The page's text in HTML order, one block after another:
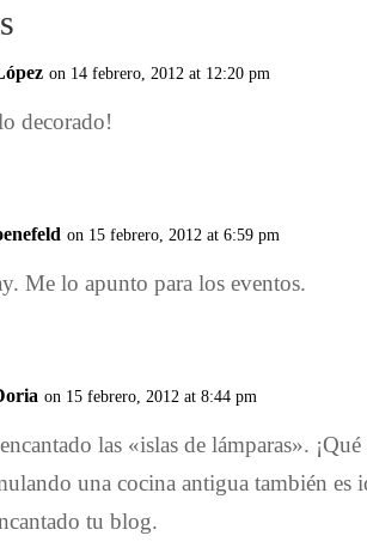
on 14 febrero, 2012 at 12:20 pm
decorado!
on 15 febrero, 2012 at 6:59 pm
Me lo apunto para los eventos.
on 15 febrero, 2012 at 8:44 pm
las «islas de lámparas».
una cocina antigua también es
tu blog.